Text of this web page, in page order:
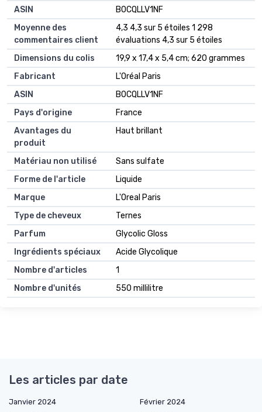
ASIN
‎B0CQLLV1NF
Moyenne des
commentaires client
4,3 4,3 sur 5 étoiles 1 298
évaluations 4,3 sur 5 étoiles
Dimensions du colis
19,9 x 17,4 x 5,4 cm; 620 grammes
Fabricant
L'Oréal Paris
ASIN
B0CQLLV1NF
Pays d'origine
France
Avantages du
produit
Haut brillant
Matériau non utilisé
Sans sulfate
Forme de l'article
Liquide
Marque
L'Oreal Paris
Type de cheveux
Ternes
Parfum
Glycolic Gloss
Ingrédients spéciaux
Acide Glycolique
Nombre d'articles
1
Nombre d'unités
550 millilitre
Les articles par date
Janvier 2024
Février 2024